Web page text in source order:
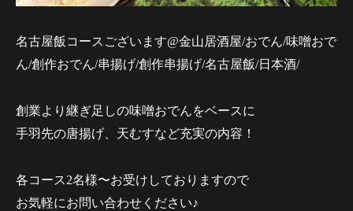
名古屋飯コースございます@金山居酒屋/おでん/味噌おで
ん/創作おでん/串揚げ/創作串揚げ/名古屋飯/日本酒/
創業より継ぎ足しの味噌おでんをベースに
手羽先の唐揚げ、天むすなど充実の内容！
各コース2名様〜お受けしておりますので
お気軽にお問い合わせください♪